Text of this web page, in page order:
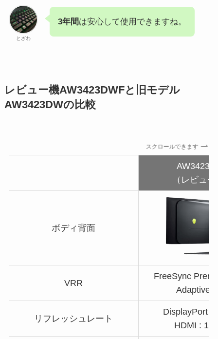
とざわ
3年間は安心して使用できますね。
レビュー機AW3423DWFと旧モデル
AW3423DWの比較
スクロールできます
（レビュ
ボディ背面
VRR
FreeSync
リフレッシュレート
DisplayPort :
HDMI :